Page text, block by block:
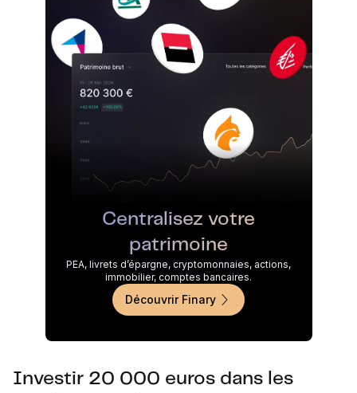
Centralisez votre
patrimoine
PEA, livrets d’épargne, cryptomonnaies, actions,
immobilier, comptes bancaires.
Découvrir Finary
Investir 20 000 euros dans les